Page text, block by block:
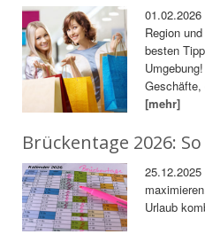
Region
besten
Geschäfte,
[mehr]
Brückentage 2026: So
Urlaub